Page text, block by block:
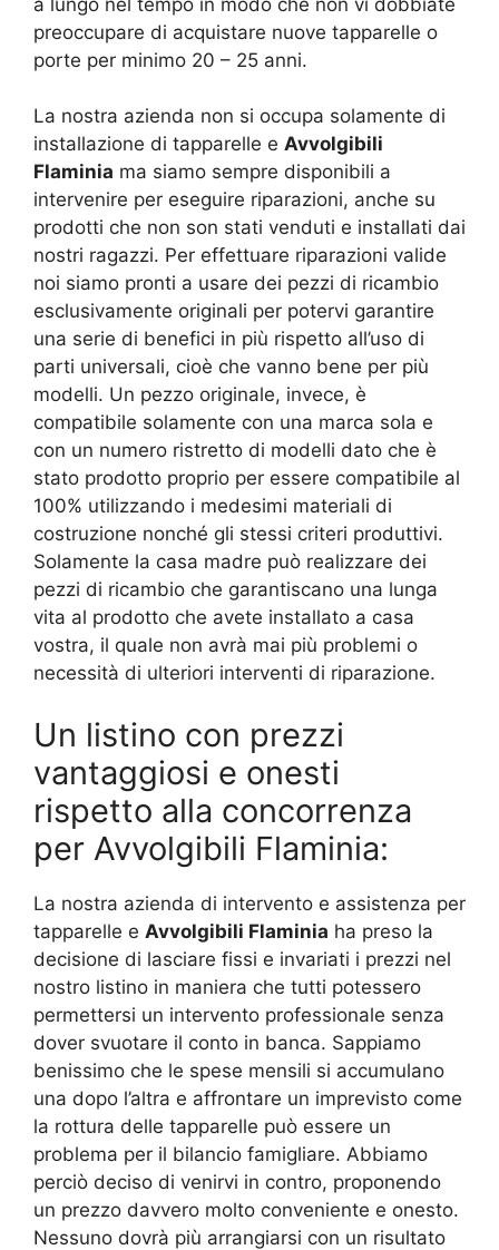
preoccupare di acquistare nuove tapparelle o
porte per minimo 20 – 25 anni.
La nostra azienda non si occupa solamente di
installazione di tapparelle e Avvolgibili
Flaminia ma siamo sempre disponibili a
intervenire per eseguire riparazioni, anche su
prodotti che non son stati venduti e installati dai
nostri ragazzi. Per effettuare riparazioni valide
noi siamo pronti a usare dei pezzi di ricambio
esclusivamente originali per potervi garantire
una serie di benefici in più rispetto all’uso di
parti universali, cioè che vanno bene per più
modelli. Un pezzo originale, invece, è
compatibile solamente con una marca sola e
con un numero ristretto di modelli dato che è
stato prodotto proprio per essere compatibile al
100% utilizzando i medesimi materiali di
costruzione nonché gli stessi criteri produttivi.
Solamente la casa madre può realizzare dei
pezzi di ricambio che garantiscano una lunga
vita al prodotto che avete installato a casa
vostra, il quale non avrà mai più problemi o
necessità di ulteriori interventi di riparazione.
Un listino con prezzi
vantaggiosi e onesti
rispetto alla concorrenza
per Avvolgibili Flaminia:
La nostra azienda di intervento e assistenza per
tapparelle e Avvolgibili Flaminia ha preso la
decisione di lasciare fissi e invariati i prezzi nel
nostro listino in maniera che tutti potessero
permettersi un intervento professionale senza
dover svuotare il conto in banca. Sappiamo
benissimo che le spese mensili si accumulano
una dopo l’altra e affrontare un imprevisto come
la rottura delle tapparelle può essere un
problema per il bilancio famigliare. Abbiamo
perciò deciso di venirvi in contro, proponendo
un prezzo davvero molto conveniente e onesto.
Nessuno dovrà più arrangiarsi con un risultato